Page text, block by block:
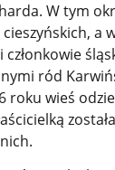
W tym
cieszyńskich, a
członkowie
ród
roku wieś